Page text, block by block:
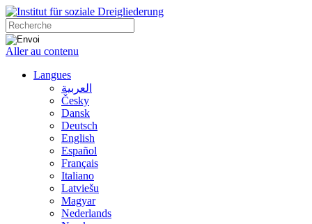
Aller au contenu
Langues
العربية
Česky
Dansk
Deutsch
English
Español
Français
Italiano
Latviešu
Magyar
Nederlands